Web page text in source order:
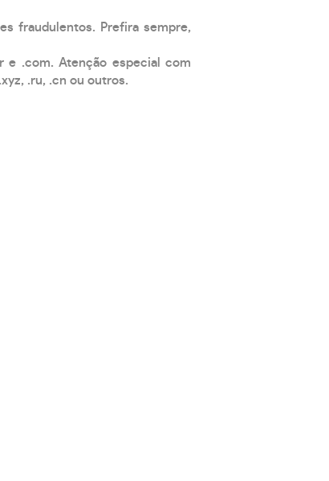
fraudulentos. Prefira sempre,
e .com. Atenção especial com
.ru, .cn ou outros.